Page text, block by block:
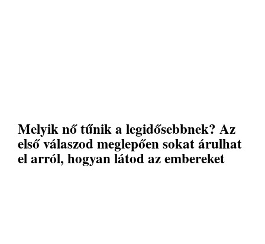
Melyik nő tűnik a legidősebbnek? Az
első válaszod meglepően sokat árulhat
el arról, hogyan látod az embereket